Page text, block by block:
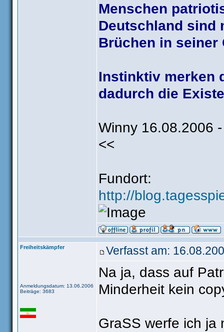
Menschen
Deutschland sind
Brüchen in seiner
Instinktiv merken
dadurch die
Winny 16.08.2006
<<
Fundort:
http://
Freiheitskämpfer
Anmeldungsdatum: 13.06.2006
Beiträge: 3683
Verfasst am:
Na ja, dass auf
Minderheit kein
GraSS werfe ich ja